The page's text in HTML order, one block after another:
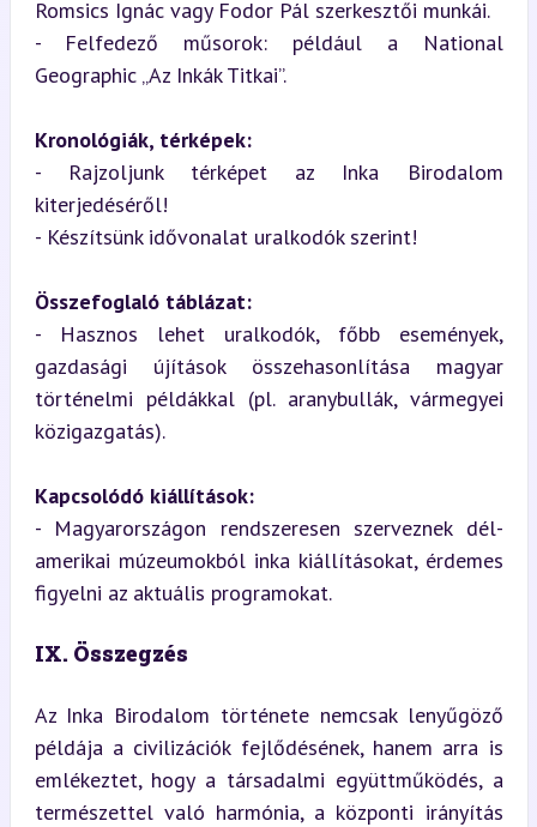
Romsics Ignác vagy Fodor Pál szerkesztői munkái.
- Felfedező műsorok: például a National
Geographic „Az Inkák Titkai”.
Kronológiák, térképek:
- Rajzoljunk térképet az Inka Birodalom
kiterjedéséről!
- Készítsünk idővonalat uralkodók szerint!
Összefoglaló táblázat:
- Hasznos lehet uralkodók, főbb események,
gazdasági újítások összehasonlítása magyar
történelmi példákkal (pl. aranybullák, vármegyei
közigazgatás).
Kapcsolódó kiállítások:
- Magyarországon rendszeresen szerveznek dél-
amerikai múzeumokból inka kiállításokat, érdemes
figyelni az aktuális programokat.
IX. Összegzés
Az Inka Birodalom története nemcsak lenyűgöző
példája a civilizációk fejlődésének, hanem arra is
emlékeztet, hogy a társadalmi együttműködés, a
természettel való harmónia, a központi irányítás